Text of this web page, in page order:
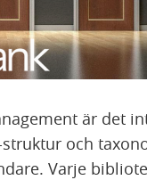
är det
och
Varje